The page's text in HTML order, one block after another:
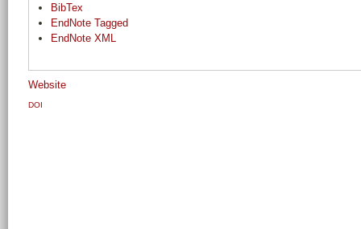
BibTex
EndNote Tagged
EndNote XML
Website
DOI